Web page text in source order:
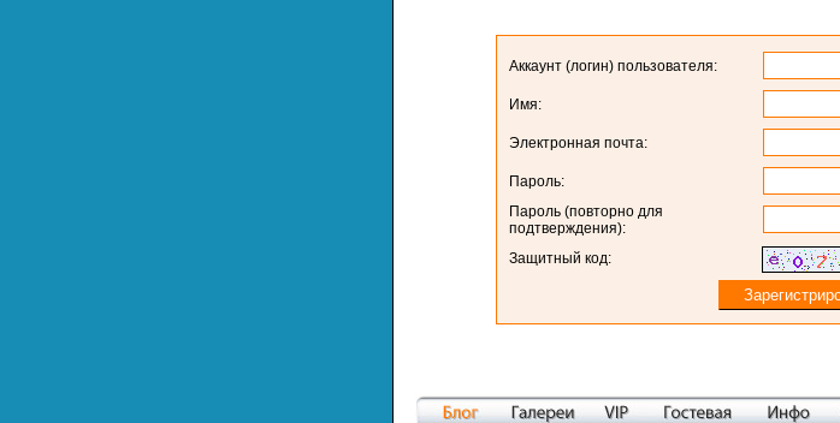
Аккаунт (логин) пользователя:
Имя:
Электронная почта:
Пароль:
Пароль (повторно для
подтверждения):
Защитный код: